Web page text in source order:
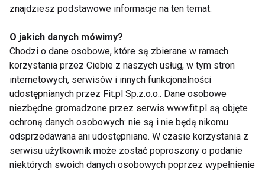
Na sklepowych półkach można znaleźć także wersje
propozycje zwłaszcza dla osób, które nie są
miłośnikami naturalnego smaku kokosa, a także dla
tych szukających urozmaicenia. Owocową wersję
napoju można przygotować także w domowym
zaciszu – wystarczy wrzucić do wody kilka
truskawek, pokrojonego w kostkę ananasa czy
plasterki cytryny, a nabierze zupełnie innego
aromatu. Woda kokosowa jest też dobrą bazą do
znajdziesz podstawowe informacje na ten temat.
O jakich danych mówimy?
Chodzi o dane osobowe, które są zbierane w ramach
korzystania przez Ciebie z naszych usług, w tym stron
internetowych, serwisów i innych funkcjonalności
udostępnianych przez Fit.pl Sp.z.o.o.. Dane osobowe
niezbędne gromadzone przez serwis www.fit.pl są objęte
ochroną danych osobowych: nie są i nie będą nikomu
odsprzedawana ani udostępniane. W czasie korzystania z
serwisu użytkownik może zostać poproszony o podanie
niektórych swoich danych osobowych poprzez wypełnienie